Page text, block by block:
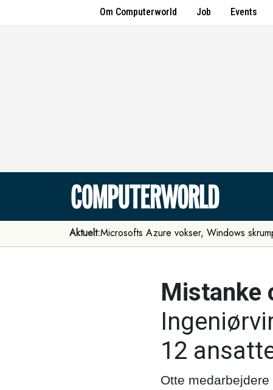
Om Computerworld Job Events
Aktuelt:Microsofts Azure vokser, Windows
Mistanke
12
Otte